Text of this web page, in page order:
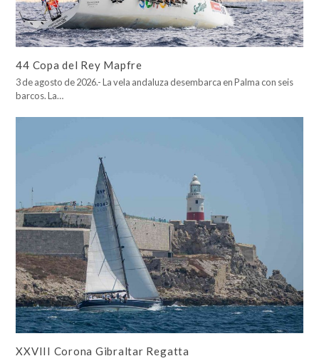
44 Copa del Rey Mapfre
3 de agosto de 2026.- La vela andaluza desembarca en Palma con seis
barcos. La…
XXVIII Corona Gibraltar Regatta